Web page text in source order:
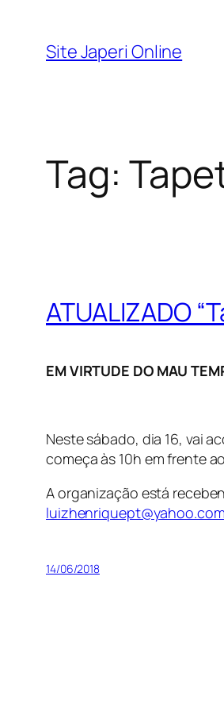
Site Japeri Online
Tag:
ATUALIZADO
EM VIRTUDE DO MAU
Neste sábado, dia 16, vai
começa às 10h em frente
A organização está
14/06/2018